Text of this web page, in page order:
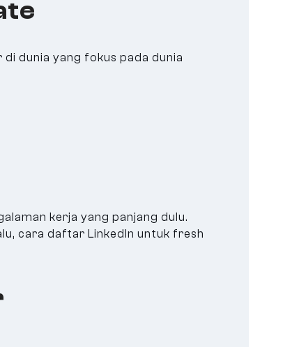
dunia yang fokus pada dunia
kerja yang panjang dulu.
cara daftar LinkedIn untuk fresh